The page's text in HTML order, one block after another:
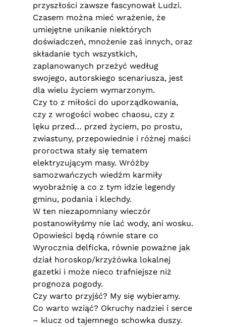
przyszłości zawsze fascynował Ludzi.
Czasem można mieć wrażenie, że
umiejętne unikanie niektórych
doświadczeń, mnożenie zaś innych, oraz
składanie tych wszystkich,
zaplanowanych przeżyć według
swojego, autorskiego scenariusza, jest
dla wielu życiem wymarzonym.
Czy to z miłości do uporządkowania,
czy z wrogości wobec chaosu, czy z
lęku przed… przed życiem, po prostu,
zwiastuny, przepowiednie i różnej maści
proroctwa stały się tematem
elektryzującym masy. Wróżby
samozwańczych wiedźm karmiły
wyobraźnię a co z tym idzie legendy
gminu, podania i klechdy.
W ten niezapomniany wieczór
postanowiłyśmy nie lać wody, ani wosku.
Opowieści będą równie stare co
Wyrocznia delficka, równie poważne jak
dział horoskop/krzyżówka lokalnej
gazetki i może nieco trafniejsze niż
prognoza pogody.
Czy warto przyjść? My się wybieramy.
Co warto wziąć? Okruchy nadziei i serce
– klucz od tajemnego schowka duszy.